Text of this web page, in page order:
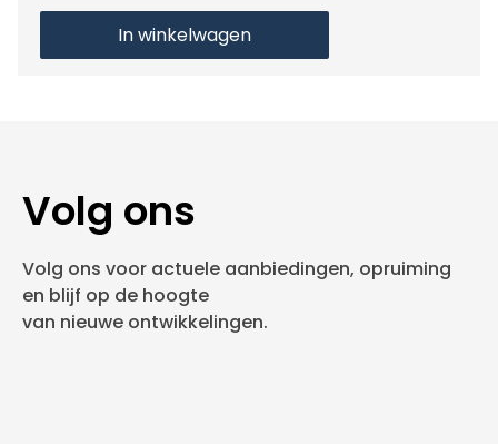
In winkelwagen
Volg ons
Volg ons voor actuele aanbiedingen, opruiming
en blijf op de hoogte
van nieuwe ontwikkelingen.